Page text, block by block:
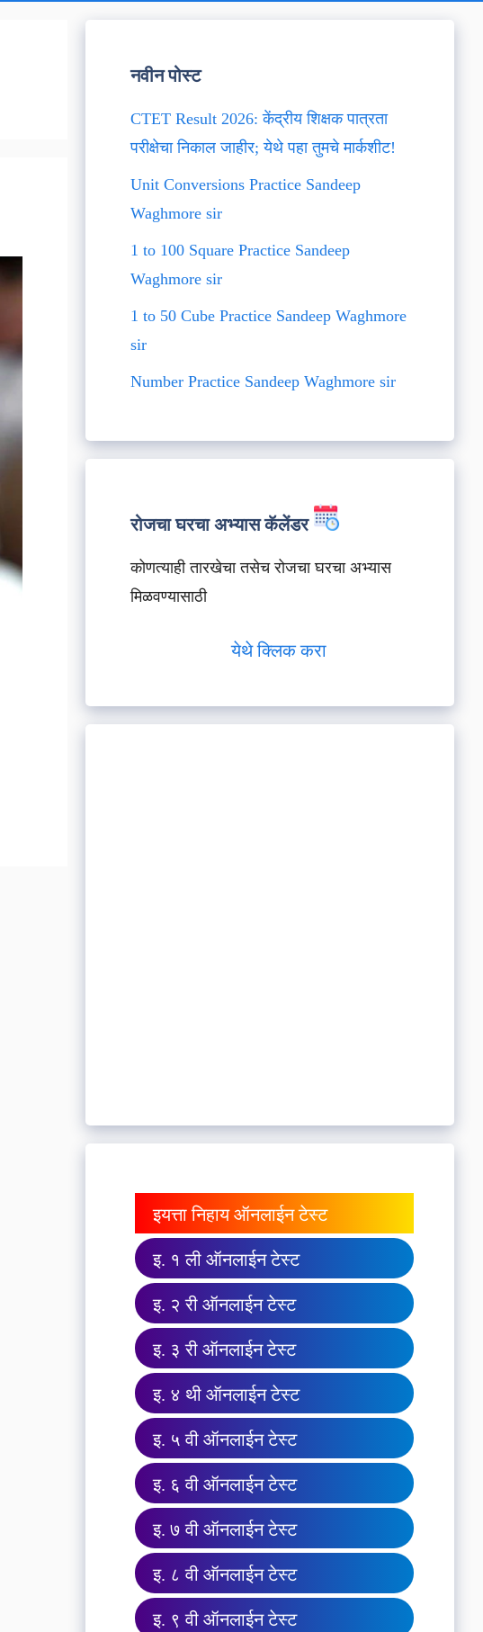
नवीन पोस्ट
CTET Result 2026: केंद्रीय शिक्षक पात्रता
परीक्षेचा निकाल जाहीर; येथे पहा तुमचे मार्कशीट!
Unit Conversions Practice Sandeep
Waghmore sir
1 to 100 Square Practice Sandeep
Waghmore sir
1 to 50 Cube Practice Sandeep Waghmore
sir
Number Practice Sandeep Waghmore sir
रोजचा घरचा अभ्यास कॅलेंडर
कोणत्याही तारखेचा तसेच रोजचा घरचा अभ्यास
मिळवण्यासाठी
येथे क्लिक करा
इयत्ता निहाय ऑनलाईन टेस्ट
इ. १ ली ऑनलाईन टेस्ट
इ. २ री ऑनलाईन टेस्ट
इ. ३ री ऑनलाईन टेस्ट
इ. ४ थी ऑनलाईन टेस्ट
इ. ५ वी ऑनलाईन टेस्ट
इ. ६ वी ऑनलाईन टेस्ट
इ. ७ वी ऑनलाईन टेस्ट
इ. ८ वी ऑनलाईन टेस्ट
इ. ९ वी ऑनलाईन टेस्ट